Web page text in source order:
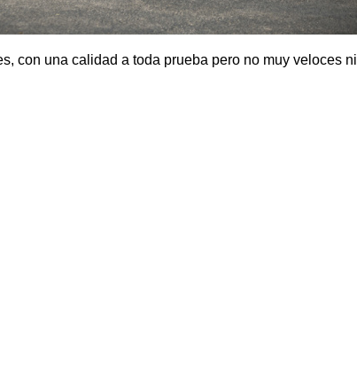
con una calidad a toda prueba pero no muy veloces ni